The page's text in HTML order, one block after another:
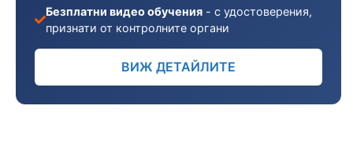
Безплатни видео обучения - с удостоверения,
признати от контролните органи
ВИЖ ДЕТАЙЛИТЕ